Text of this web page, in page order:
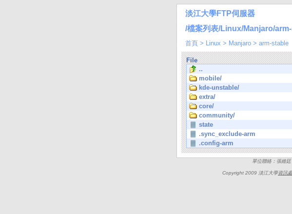
淡江大學FTP伺服器
/檔案列表/Linux/Manjaro/
首頁 > Linux > Manjaro > arm-stable
File
..
mobile/
kde-unstable/
extra/
core/
community/
state
.sync_exclude-arm
.config-arm
單位聯絡：張維
Copyright 2009 淡江大學資訊處